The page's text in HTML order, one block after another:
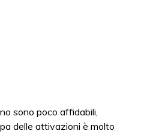
sono poco affidabili,
delle attivazioni è molto